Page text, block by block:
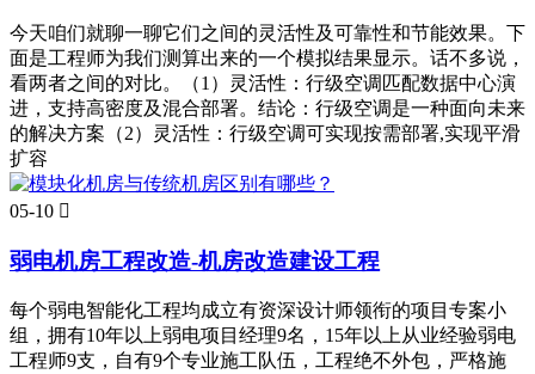
今天咱们就聊一聊它们之间的灵活性及可靠性和节能效果。下
面是工程师为我们测算出来的一个模拟结果显示。话不多说，
看两者之间的对比。（1）灵活性：行级空调匹配数据中心演
进，支持高密度及混合部署。结论：行级空调是一种面向未来
的解决方案（2）灵活性：行级空调可实现按需部署,实现平滑
扩容
05-10 
弱电机房工程改造-机房改造建设工程
每个弱电智能化工程均成立有资深设计师领衔的项目专案小
组，拥有10年以上弱电项目经理9名，15年以上从业经验弱电
工程师9支，自有9个专业施工队伍，工程绝不外包，严格施